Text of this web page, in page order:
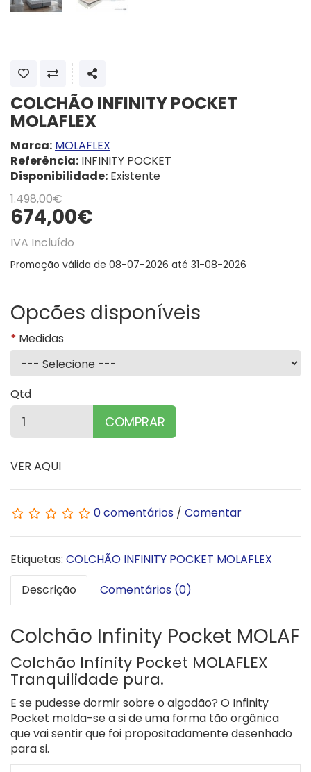
SHARE
COLCHÃO INFINITY POCKET
MOLAFLEX
Marca: MOLAFLEX
Referência: INFINITY POCKET
Disponibilidade: Existente
1.498,00€
674,00€
IVA Incluído
Promoção válida de 08-07-2026 até 31-08-2026
Opcões disponíveis
Medidas
Qtd
COMPRAR
VER AQUI
0 comentários / Comentar
Etiquetas: COLCHÃO INFINITY POCKET MOLAFLEX
Descrição
Comentários (0)
Colchão Infinity Pocket
Colchão Infinity Pocket MOLAFLEX
Tranquilidade pura.
E se pudesse dormir sobre o algodão? O Infinity
Pocket molda-se a si de uma forma tão orgânica
que vai sentir que foi propositadamente desenhado
para si.